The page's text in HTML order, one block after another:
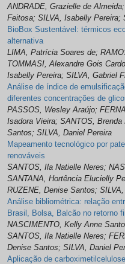
ANDRADE, Grazielle de
Feitosa; SILVA, Isabelly Pereira;
BioBox Sustentável: térmicos
alternativa
LIMA, Patrícia Soares de;
TOMMASI, Alexandre Gois
Isabelly Pereira; SILVA, Gabriel
Análise de índice de
diferentes concentrações de
PASSOS, Wesley Araújo;
Isadora Vieira; SANTOS,
Santos; SILVA, Daniel Pereira
Mapeamento tecnológico por
renováveis
SANTOS, Ila Natielle Neres;
SANTANA, Hortência Elucielly
RUZENE, Denise Santos;
Análise bibliométrica: relação
Brasil, Bolsa, Balcão no retorno
NASCIMENTO, Kelly Anne
SANTOS, Ila Natielle Neres;
Denise Santos; SILVA, Daniel
Aplicação de